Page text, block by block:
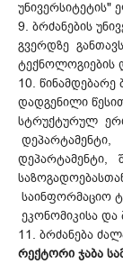
9. ბრძანების
გვერდზე
ტექნოლოგიების
10.
დადგენილი
სტრუქტურულ
დეპარტამენტი,
საინფორმაციო
ეკონომიკისა და
11. ბრძანება
რექტორი ჯაბა